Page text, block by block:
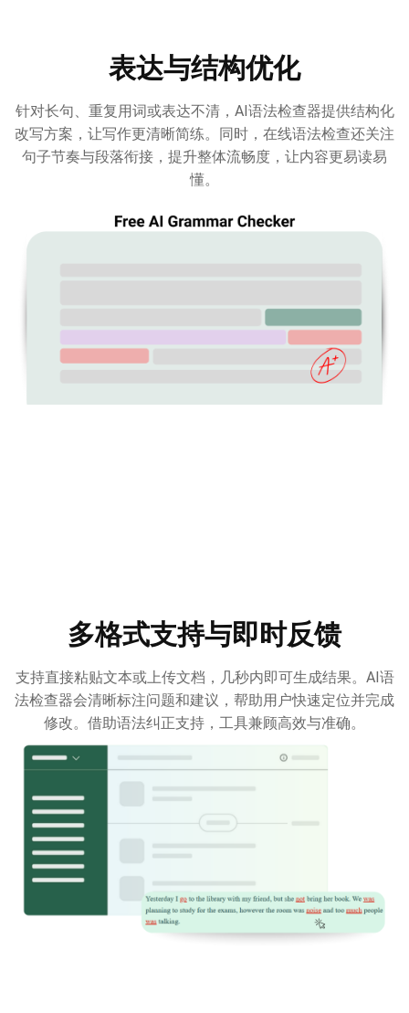
表达与结构优化
针对长句、重复用词或表达不清，AI语法检查器提供结构化
改写方案，让写作更清晰简练。同时，在线语法检查还关注
句子节奏与段落衔接，提升整体流畅度，让内容更易读易
懂。
多格式支持与即时反馈
支持直接粘贴文本或上传文档，几秒内即可生成结果。AI语
法检查器会清晰标注问题和建议，帮助用户快速定位并完成
修改。借助语法纠正支持，工具兼顾高效与准确。